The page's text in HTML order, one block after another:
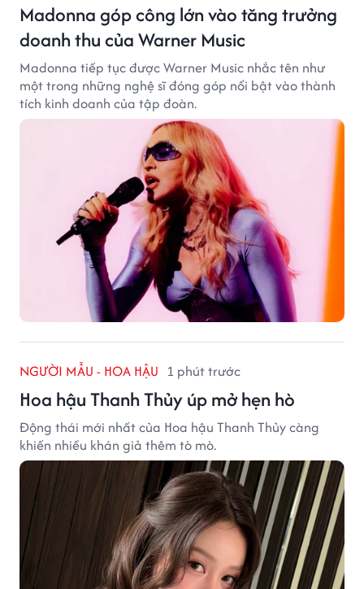
Madonna góp công lớn vào tăng trưởng
doanh thu của Warner Music
Madonna tiếp tục được Warner Music nhắc tên như
một trong những nghệ sĩ đóng góp nổi bật vào thành
tích kinh doanh của tập đoàn.
NGƯỜI MẪU - HOA HẬU 1 phút trước
Hoa hậu Thanh Thủy úp mở hẹn hò
Động thái mới nhất của Hoa hậu Thanh Thủy càng
khiến nhiều khán giả thêm tò mò.